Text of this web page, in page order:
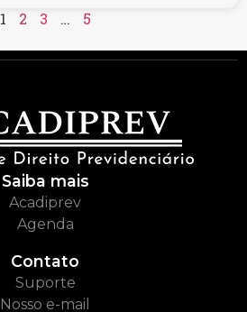
1 2 3 … 5
Saiba mais
Acadiprev
Agenda
Contato
Suporte
Nosso e-mail